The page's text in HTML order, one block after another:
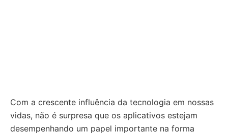
Com a crescente influência da tecnologia em nossas
vidas, não é surpresa que os aplicativos estejam
desempenhando um papel importante na forma